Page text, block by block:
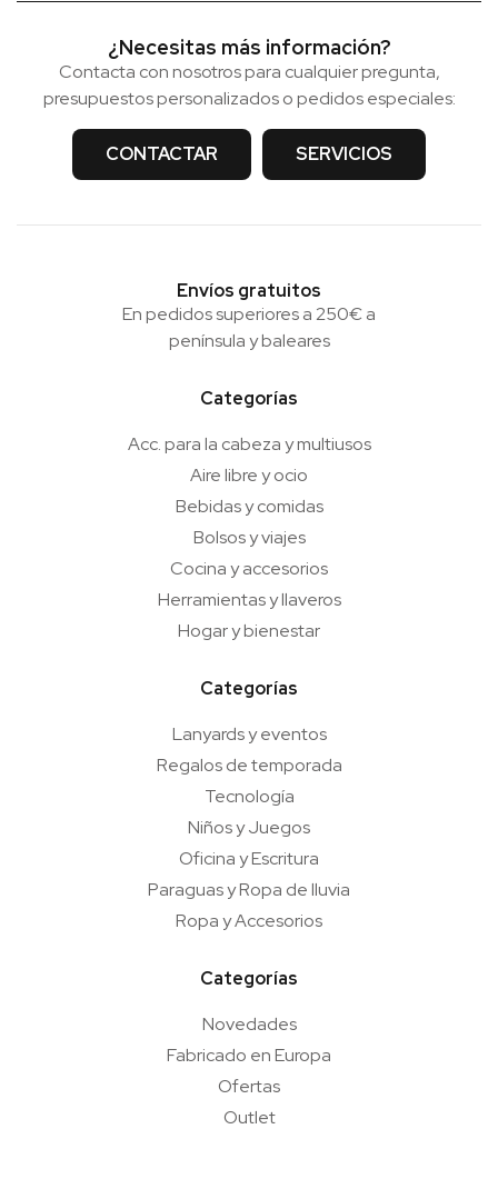
¿Necesitas más información?
Contacta con nosotros para cualquier pregunta,
presupuestos personalizados o pedidos especiales:
CONTACTAR SERVICIOS
Envíos gratuitos
En pedidos superiores a 250€ a
península y baleares
Categorías
Acc. para la cabeza y multiusos
Aire libre y ocio
Bebidas y comidas
Bolsos y viajes
Cocina y accesorios
Herramientas y llaveros
Hogar y bienestar
Categorías
Lanyards y eventos
Regalos de temporada
Tecnología
Niños y Juegos
Oficina y Escritura
Paraguas y Ropa de lluvia
Ropa y Accesorios
Categorías
Novedades
Fabricado en Europa
Ofertas
Outlet